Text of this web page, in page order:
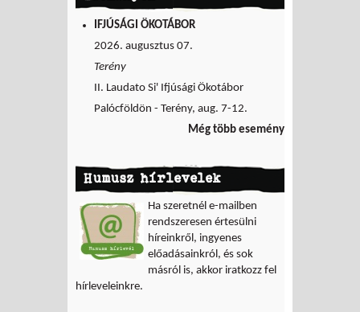
IFJÚSÁGI ÖKOTÁBOR
2026. augusztus 07.
Terény
II. Laudato Si' Ifjúsági Ökotábor
Palócföldön - Terény, aug. 7-12.
Még több esemény
Humusz hírlevelek
Ha szeretnél e-mailben
rendszeresen értesülni
híreinkről, ingyenes
előadásainkról, és sok
másról is, akkor iratkozz fel
hírleveleinkre.